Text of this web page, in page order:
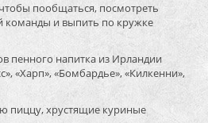
пообщаться, посмотреть
и выпить по кружке
пенного напитка из Ирландии
«Харп», «Бомбардье», «Килкенни»,
пиццу, хрустящие куриные